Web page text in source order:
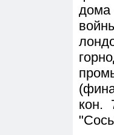
дома
кон.